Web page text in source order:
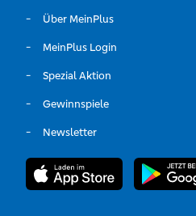
Über MeinPlus
MeinPlus Login
Spezial Aktion
Gewinnspiele
Newsletter